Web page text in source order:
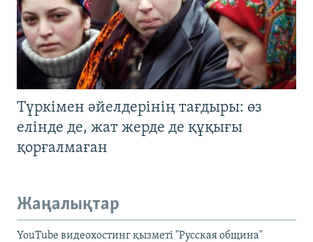
Түркімен әйелдерінің тағдыры: өз
елінде де, жат жерде де құқығы
қорғалмаған
Жаңалықтар
YouTube видеохостинг қызметі "Русская община"